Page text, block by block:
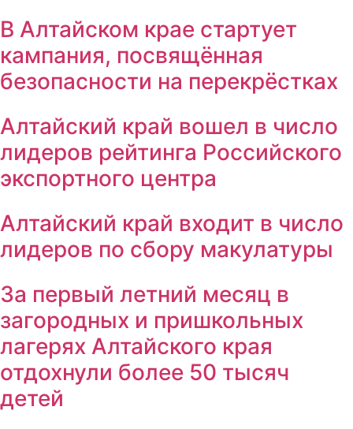
В Алтайском крае стартует
кампания, посвящённая
безопасности на перекрёстках
Алтайский край вошел в число
лидеров рейтинга Российского
экспортного центра
Алтайский край входит в число
лидеров по сбору макулатуры
За первый летний месяц в
загородных и пришкольных
лагерях Алтайского края
отдохнули более 50 тысяч
детей